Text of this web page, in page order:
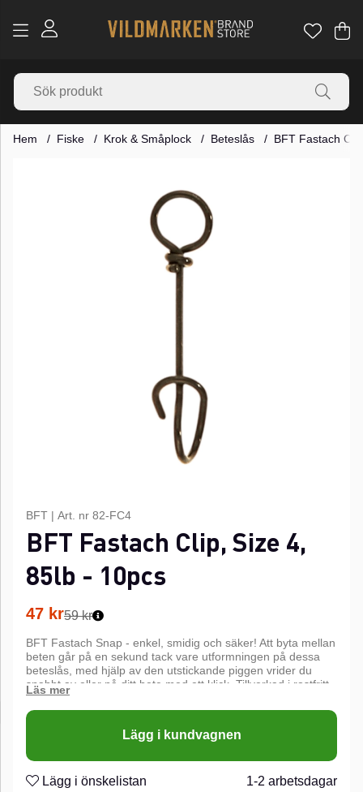
.
Hem Fiske Krok & Småplock Beteslås BFT Fastach
BFT | Art. nr 82-FC4
BFT Fastach Clip, Size 4,
85lb - 10pcs
47 kr59 kr
BFT Fastach Snap - enkel, smidig och säker! Att byta mellan
beten går på en sekund tack vare utformningen på dessa
beteslås, med hjälp av den utstickande piggen vrider du
snabbt av eller på ditt bete med ett klick. Tillverkad i rostfritt
stål.10 pcs.
Svart pulver lackat rostfritt stål
n
Lägg i kundvagnen
Lägg i önskelistan 1-2 arbetsdagar